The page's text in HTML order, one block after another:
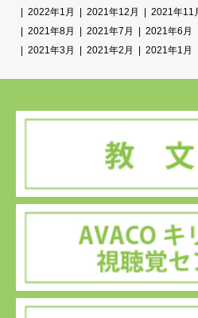
2022年1月
2021年12月 2021年11
2021年8月
2021年7月 2021年6月
2021年3月
2021年2月 2021年1月